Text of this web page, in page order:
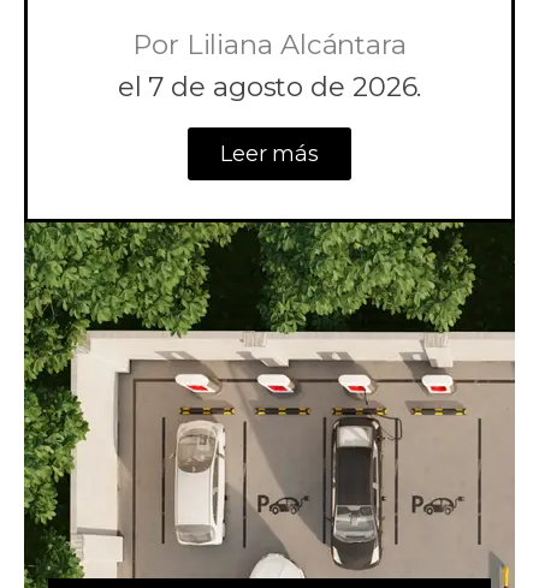
Por Liliana Alcántara
el 7 de agosto de 2026.
Leer más